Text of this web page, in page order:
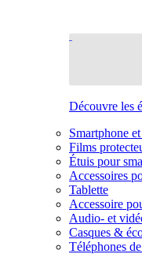
Découvre les
Smartphone
Films
Étuis pour
Accessoires
Tablette
Accessoire
Audio- et
Casques &
Téléphones